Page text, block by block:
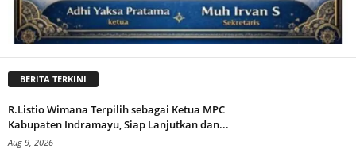
BERITA TERKINI
R.Listio Wimana Terpilih sebagai Ketua MPC
Kabupaten Indramayu, Siap Lanjutkan dan...
Aug 9, 2026